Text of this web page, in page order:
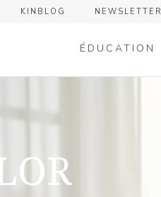
KINBLOG NEWSLETTER
KINCREM COLOR
ÉDUCATION